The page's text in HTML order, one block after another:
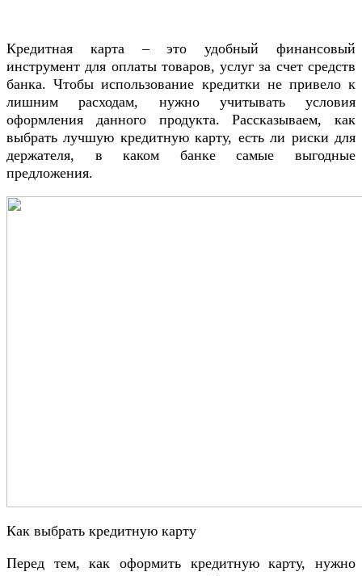
Кредитная карта – это удобный финансовый
инструмент для оплаты товаров, услуг за счет средств
банка. Чтобы использование кредитки не привело к
лишним расходам, нужно учитывать условия
оформления данного продукта. Рассказываем, как
выбрать лучшую кредитную карту, есть ли риски для
держателя, в каком банке самые выгодные
предложения.
Как выбрать кредитную карту
Перед тем, как оформить кредитную карту, нужно